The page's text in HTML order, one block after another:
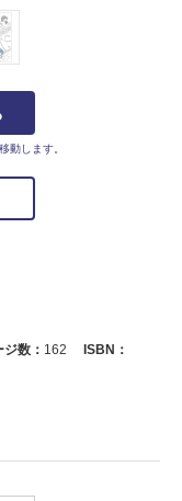
します。
ジ数： 162
ISBN：